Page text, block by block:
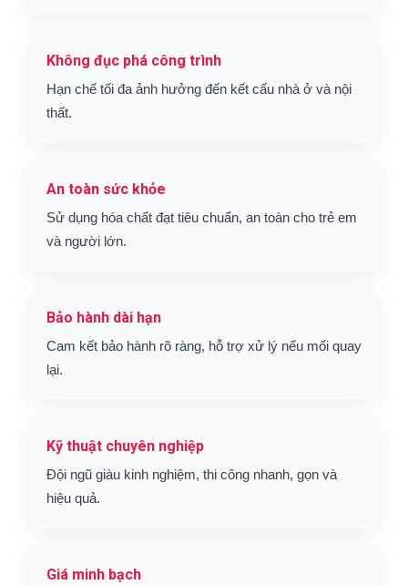
Không đục phá công trình
Hạn chế tối đa ảnh hưởng đến kết cấu nhà ở và nội
thất.
An toàn sức khỏe
Sử dụng hóa chất đạt tiêu chuẩn, an toàn cho trẻ em
và người lớn.
Bảo hành dài hạn
Cam kết bảo hành rõ ràng, hỗ trợ xử lý nếu mối quay
lại.
Kỹ thuật chuyên nghiệp
Đội ngũ giàu kinh nghiệm, thi công nhanh, gọn và
hiệu quả.
Giá minh bạch